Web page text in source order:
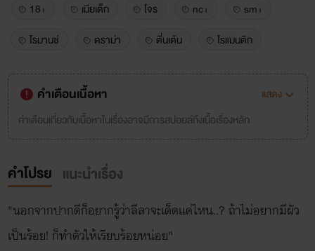
18+ เมียเด็ก โจร nc+
sm+
โรมานซ์
ดราม่า ตื่นเต้น โรแมนติก
คำเตือนเนื้อหา
แสดง
คำเตือนเกี่ยวกับเนื้อหาในเรื่องอาจมีการสปอยล์ถึงเนื้อเรื่องหลัก
คำโปรย แนะนำเรื่อง
"นอกจากปากดีก็อยากรู้ว่าลีลาจะเด็ดแค่ไหน..? ถ้าไม่อยากมีผัว
เป็นร้อย! ก็ทำตัวให้เรียบร้อยหน่อย"